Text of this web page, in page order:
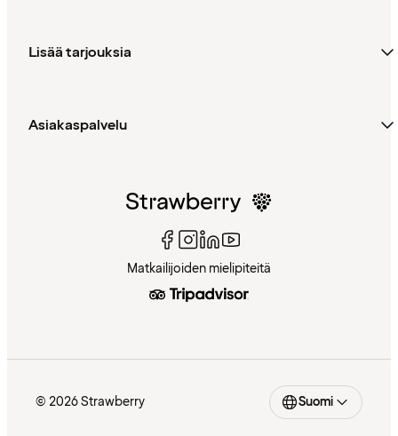
Lisää tarjouksia
Asiakaspalvelu
Matkailijoiden mielipiteitä
© 2026 Strawberry Suomi